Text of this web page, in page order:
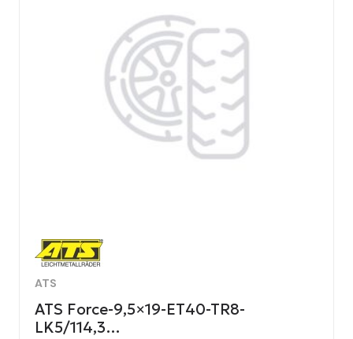
ATS
ATS Force-9,5×19-ET40-TR8-
LK5/114,3…